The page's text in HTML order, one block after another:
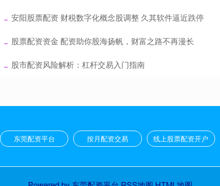
​安阳股票配资 财税数字化概念股调整 久其软件逼近跌停
​股票配资资金 配资助你股海扬帆，财富之路不再漫长
​股市配资风险解析：杠杆交易入门指南
东莞配资平台 按月配资交易 线上股票配资开户